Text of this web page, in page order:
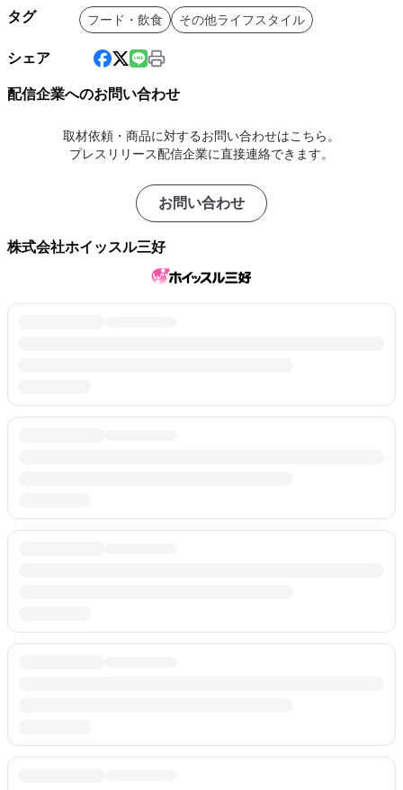
タグ フード・飲食 その他ライフスタイル
シェア
配信企業へのお問い合わせ
取材依頼・商品に対するお問い合わせはこちら。
プレスリリース配信企業に直接連絡できます。
お問い合わせ
株式会社ホイッスル三好